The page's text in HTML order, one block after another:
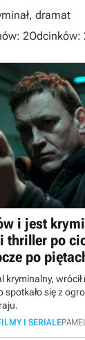
dramat
2Odcinków:
i jest
thriller po
po
kryminalny,
spotkało się z
I SERIALE